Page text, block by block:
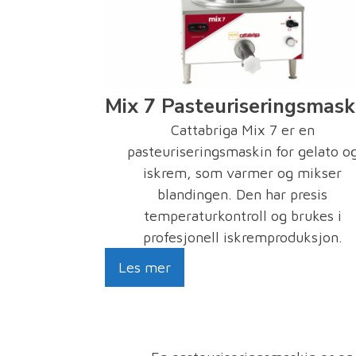
Mix 7
Cattabriga Mix 7 er en
pasteuriseringsmaskin for gelato
iskrem, som varmer og mikser
blandingen. Den har presis
temperaturkontroll og brukes i
profesjonell iskremproduksjon.
Les mer